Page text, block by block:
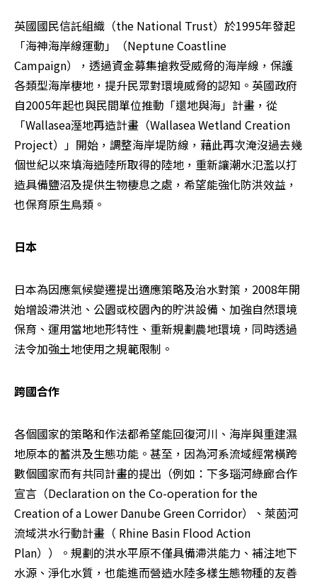
英國國民信託組織（the National Trust）於1995年發起
「海神海岸線運動」（Neptune Coastline
Campaign），透過資金募集搶救受威脅的海岸線，保護
各類型海岸棲地，提升民眾對環境威脅的認知。英國政府
自2005年起也與民間單位推動「還地與海」計畫，從
「Wallasea溼地再造計畫（Wallasea Wetland Creation
Project）」開始，調整海岸堤防線，藉此再次淹沒過去幾
個世紀以來填海造陸所取得的陸地，重新讓潮水氾濫以打
造具備鹽沼及提供生物棲息之處，希望能強化防洪效益，
也保育原生鳥類。
日本
日本為因應氣候變遷提出適應策略及治水對策，2008年開
始增設滯洪池、公園或校園內的貯洪設備、加強自然環境
保育、運用當地地形特性、重新規劃農地環境，同時透過
法令加強土地使用之規範限制。
跨國合作
各個國家的策略和作法都希望能回復河川、海岸與重建濕
地原本的蓄洪及生態功能。甚至，因為河系流域經常橫跨
數個國家而有共同計畫的提出（例如：下多瑙河綠廊合作
宣言（Declaration on the Co-operation for the
Creation of a Lower Danube Green Corridor）、萊茵河
流域洪水行動計畫（ Rhine Basin Flood Action
Plan））。規劃的洪水平原不僅具備滯洪能力、補注地下
水源、淨化水質，也能進而營造水陸多樣生態物種的友善